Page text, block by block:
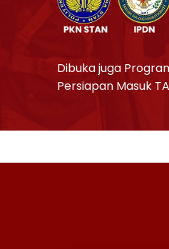
Dibuka juga
Persiapan Masuk